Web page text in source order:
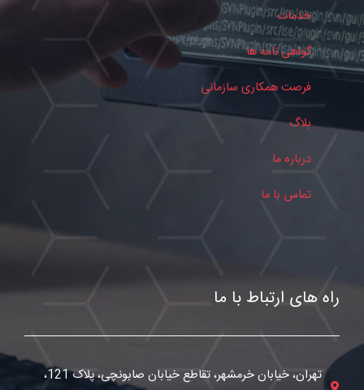
راه های ارتباط با ما
تهران، خیابان خرمشهر، تقاطع خیابان صابونچی، پلاک 121،
خدمات
گواهی نامه ها
فرصت همکاری سازمانی
بلاگ
درباره ما
تماس با ما